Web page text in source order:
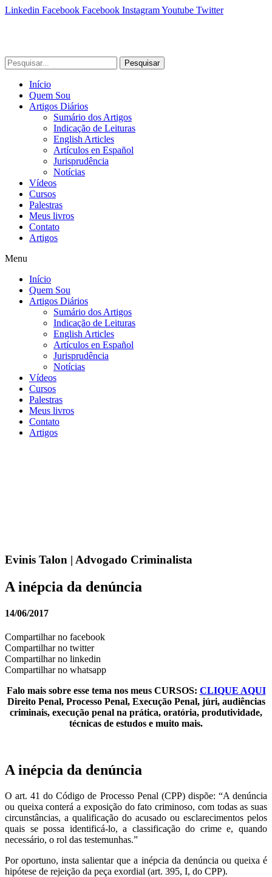
Linkedin Facebook Facebook InstagramYoutube Twitter
Pesquisar
Início
Quem Sou
Artigos Diários
Sumário dos Artigos
Indicação de Leituras
English Articles
Artículos en Español
Jurisprudência
Notícias
Vídeos
Cursos
Palestras
Meus livros
Contato
Artigos
Menu
Início
Quem Sou
Artigos Diários
Sumário dos Artigos
Indicação de Leituras
English Articles
Artículos en Español
Jurisprudência
Notícias
Vídeos
Cursos
Palestras
Meus livros
Contato
Artigos
Evinis Talon | Advogado Criminalista
A inépcia da denúncia
14/06/2017
Compartilhar no facebook
Compartilhar no twitter
Compartilhar no linkedin
Compartilhar no whatsapp
Falo mais sobre esse tema nos meus CURSOS: CLIQUE AQUI
Direito Penal, Processo Penal, Execução Penal, júri, audiências
criminais, execução penal na prática, oratória, produtividade,
técnicas de estudos e muito mais.
A inépcia da denúncia
O art. 41 do Código de Processo Penal (CPP) dispõe: “A denúncia
ou queixa conterá a exposição do fato criminoso, com todas as suas
circunstâncias, a qualificação do acusado ou esclarecimentos pelos
quais se possa identificá-lo, a classificação do crime e, quando
necessário, o rol das testemunhas.”
Por oportuno, insta salientar que a inépcia da denúncia ou queixa é
hipótese de rejeição da peça exordial (art. 395, I, do CPP).